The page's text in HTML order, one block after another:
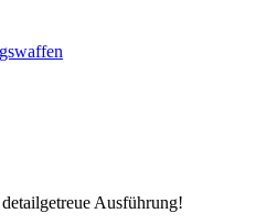
Ausführung!